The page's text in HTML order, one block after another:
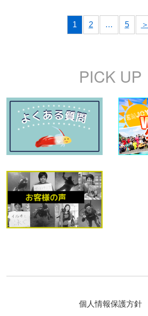
1 2 … 5 ＞
PICK UP
個人情報保護方針